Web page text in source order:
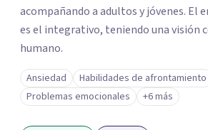
acompañando a adultos y jóvenes. El
es el integrativo, teniendo una visión
humano.
Ansiedad
Habilidades de afrontamiento
Problemas emocionales
+6 más